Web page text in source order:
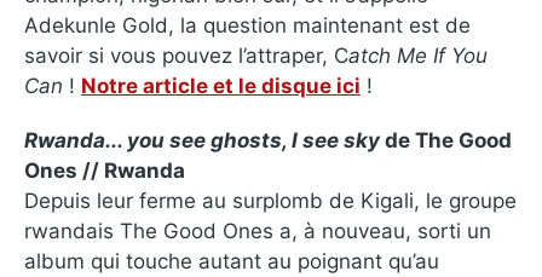
Adekunle Gold, la question maintenant est de
savoir si vous pouvez l’attraper, Catch Me If You
Can ! Notre article et le disque ici !
Rwanda.​.​. you see ghosts, I see sky de The Good
Ones // Rwanda
Depuis leur ferme au surplomb de Kigali, le groupe
rwandais The Good Ones a, à nouveau, sorti un
album qui touche autant au poignant qu’au